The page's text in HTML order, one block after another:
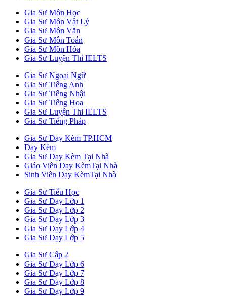
Gia Sư Môn Học
Gia Sư Môn Vật Lý
Gia Sư Môn Văn
Gia Sư Môn Toán
Gia Sư Môn Hóa
Gia Sư Luyện Thi IELTS
Gia Sư Ngoại Ngữ
Gia Sư Tiếng Anh
Gia Sư Tiếng Nhật
Gia Sư Tiếng Hoa
Gia Sư Luyện Thi IELTS
Gia Sư Tiếng Pháp
Gia Sư Dạy Kèm TP.HCM
Dạy Kèm
Gia Sư Dạy Kèm Tại Nhà
Giáo Viên Dạy KèmTại Nhà
Sinh Viên Dạy KèmTại Nhà
Gia Sư Tiểu Học
Gia Sư Dạy Lớp 1
Gia Sư Dạy Lớp 2
Gia Sư Dạy Lớp 3
Gia Sư Dạy Lớp 4
Gia Sư Dạy Lớp 5
Gia Sư Cấp 2
Gia Sư Dạy Lớp 6
Gia Sư Dạy Lớp 7
Gia Sư Dạy Lớp 8
Gia Sư Dạy Lớp 9